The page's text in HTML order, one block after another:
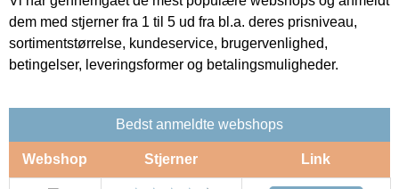
dem med stjerner fra 1 til 5 ud fra bl.a. deres prisniveau,
sortimentstørrelse, kundeservice, brugervenlighed,
betingelser, leveringsformer og betalingsmuligheder.
Bedst anmeldte webshops
Webshop Stjerner Link